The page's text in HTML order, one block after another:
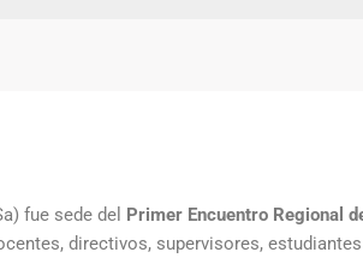
fue sede del Primer Encuentro Regional
directivos, supervisores,